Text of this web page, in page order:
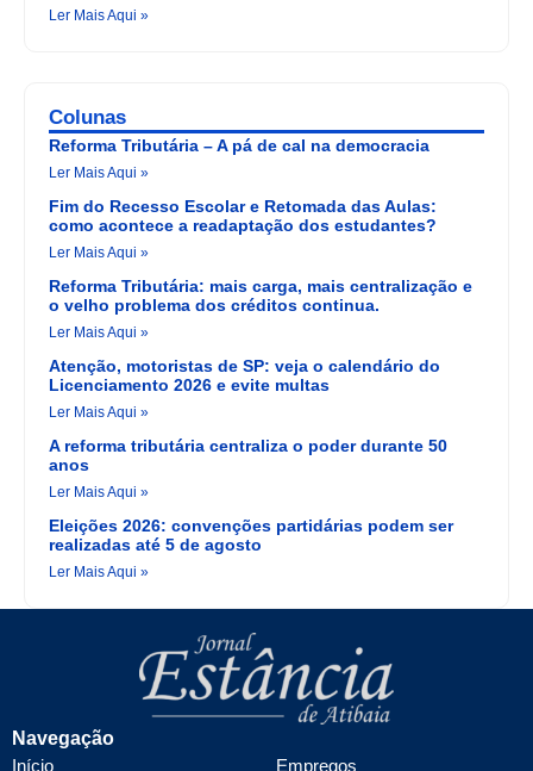
Ler Mais Aqui »
Colunas
Reforma Tributária – A pá de cal na democracia
Ler Mais Aqui »
Fim do Recesso Escolar e Retomada das Aulas:
como acontece a readaptação dos estudantes?
Ler Mais Aqui »
Reforma Tributária: mais carga, mais centralização e
o velho problema dos créditos continua.
Ler Mais Aqui »
Atenção, motoristas de SP: veja o calendário do
Licenciamento 2026 e evite multas
Ler Mais Aqui »
A reforma tributária centraliza o poder durante 50
anos
Ler Mais Aqui »
Eleições 2026: convenções partidárias podem ser
realizadas até 5 de agosto
Ler Mais Aqui »
Navegação
Início
Empregos